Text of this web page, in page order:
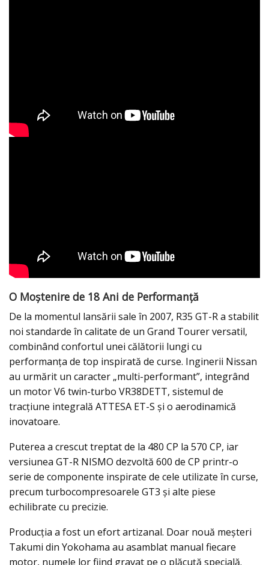
O Moștenire de 18 Ani de Performanță
De la momentul lansării sale în 2007, R35 GT-R a stabilit
noi standarde în calitate de un Grand Tourer versatil,
combinând confortul unei călătorii lungi cu
performanța de top inspirată de curse. Inginerii Nissan
au urmărit un caracter „multi-performant”, integrând
un motor V6 twin-turbo VR38DETT, sistemul de
tracțiune integrală ATTESA ET-S și o aerodinamică
inovatoare.
Puterea a crescut treptat de la 480 CP la 570 CP, iar
versiunea GT-R NISMO dezvoltă 600 de CP printr-o
serie de componente inspirate de cele utilizate în curse,
precum turbocompresoarele GT3 și alte piese
echilibrate cu precizie.
Producția a fost un efort artizanal. Doar nouă meșteri
Takumi din Yokohama au asamblat manual fiecare
motor, numele lor fiind gravat pe o plăcuță specială.